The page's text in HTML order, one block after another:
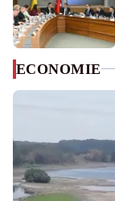
ECONOMIE